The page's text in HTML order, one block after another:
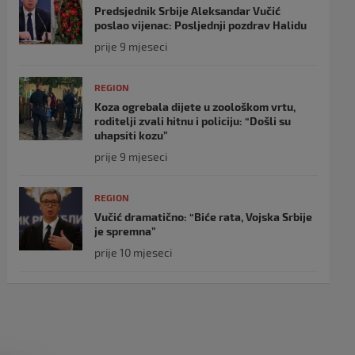
Predsjednik Srbije Aleksandar Vučić
poslao vijenac: Posljednji pozdrav Halidu
prije 9 mjeseci
REGION
Koza ogrebala dijete u zoološkom vrtu,
roditelji zvali hitnu i policiju: “Došli su
uhapsiti kozu”
prije 9 mjeseci
REGION
Vučić dramatično: “Biće rata, Vojska Srbije
je spremna”
prije 10 mjeseci